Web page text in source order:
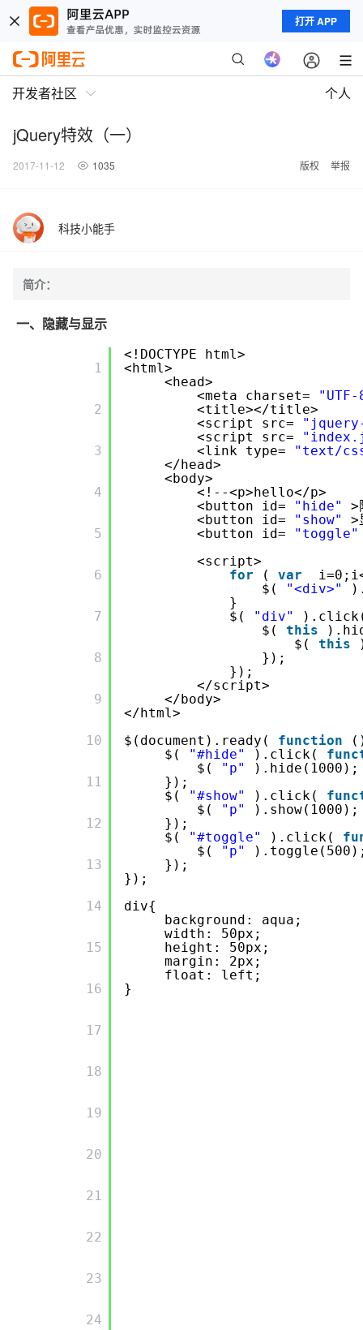
打开 APP
开发者社区 个人
jQuery特效（一）
2017-11-12 1035 版权 举报
科技小能手
简介：
一、隐藏与显示
       1
       2
       3
       4
       5
       6
       7
       8
       9
       10
       11
       12
       13
       14
       15
       16
       17
       18
       19
       20
       21
       22
       23
       24
<!DOCTYPE html>
<html>
<head>
<meta charset=
<title></title>
<script src=
<script src=
<link type=
"text/
</head>
<body>
<!--<p>hello</p>
<button id=
"hide"
>
<button id=
"show"
>
<button id=
"toggle"
<script>
for
( var
$(
"<div>"
}
$(
"div"
$(
this
$(
this
});
});
</script>
</body>
</html>
$(document).ready(
function
$(
"#hide" ).click(
$(
"p"
).hide(1000);
});
$(
"#show" ).click(
$(
"p"
).show(1000);
});
$(
"#toggle" ).click(
$(
"p"
});
});
div{
background: aqua;
width: 50px;
height: 50px;
margin: 2px;
float: left;
}